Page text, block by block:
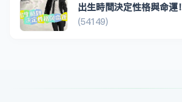
出生時間決定性格與命運！
(54149)